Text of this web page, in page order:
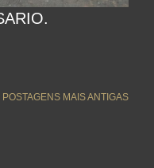
POSTAGENS MAIS ANTIGAS